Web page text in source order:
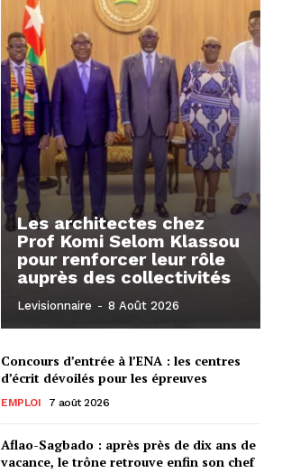
Les architectes chez
Prof Komi Selom Klassou
pour renforcer leur rôle
auprès des collectivités
Levisionnaire - 8 Août 2026
Concours d’entrée à l’ENA : les centres
d’écrit dévoilés pour les épreuves
EMPLOI 7 août 2026
Aflao-Sagbado : après près de dix ans de
vacance, le trône retrouve enfin son chef